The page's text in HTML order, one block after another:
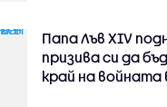
Папа Лъв XIV
призива си да
край на войната